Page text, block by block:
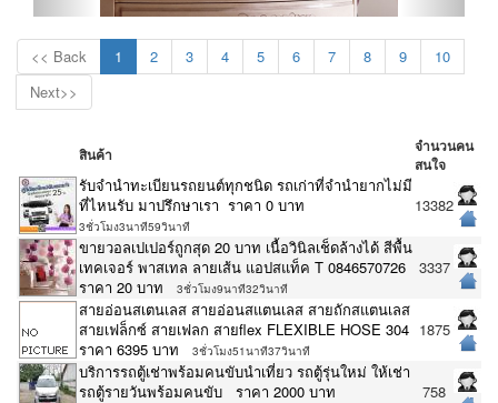
<< Back 1 2 3 4 5 6 7 8 9
10
Next>>
สินค้า
จำนวนคน
สนใจ
รับจำนำทะเบียนรถยนต์ทุกชนิด รถเก่าที่จำนำยากไม่มี
ที่ไหนรับ มาปรึกษาเรา ราคา 0 บาท
3ชั่วโมง3นาที59วินาที
13382
ขายวอลเปเปอร์ถูกสุด 20 บาท เนื้อวินิลเช็ดล้างได้ สีพื้น
เทคเจอร์ พาสเทล ลายเส้น แอปสแท็ค T 0846570726
ราคา 20 บาท
3ชั่วโมง9นาที32วินาที
3337
สายอ่อนสเตนเลส สายอ่อนสแตนเลส สายถักสแตนเลส
สายเฟล็กซ์ สายเฟลก สายflex FLEXIBLE HOSE 304
ราคา 6395 บาท
3ชั่วโมง51นาที37วินาที
1875
บริการรถตู้เช่าพร้อมคนขับนำเที่ยว รถตู้รุ่นใหม่ ให้เช่า
รถตู้รายวันพร้อมคนขับ ราคา 2000 บาท
758